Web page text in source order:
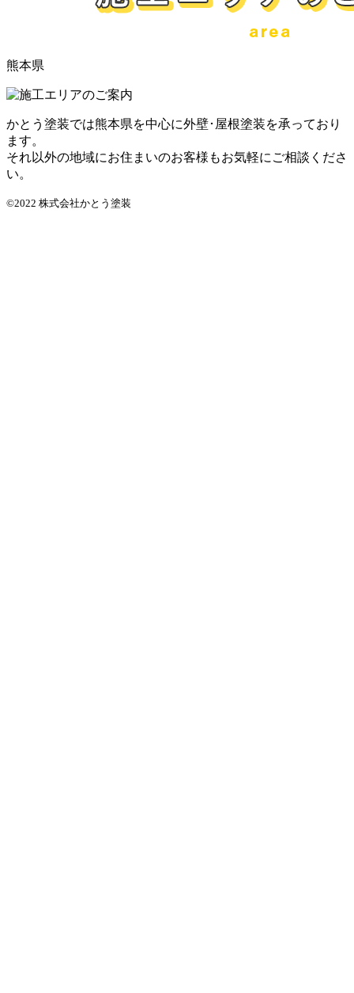
熊本県
かとう塗装では熊本県を中心に外壁･屋根塗装を承っており
ます。
それ以外の地域にお住まいのお客様もお気軽にご相談くださ
い。
©2022 株式会社かとう塗装